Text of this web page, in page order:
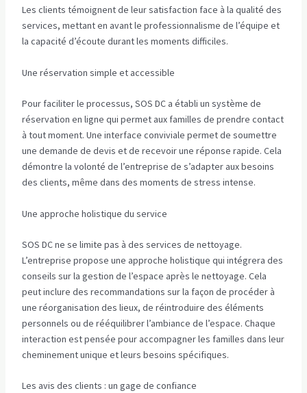
Les clients témoignent de leur satisfaction face à la qualité des
services, mettant en avant le professionnalisme de l’équipe et
la capacité d’écoute durant les moments difficiles.
Une réservation simple et accessible
Pour faciliter le processus, SOS DC a établi un système de
réservation en ligne qui permet aux familles de prendre contact
à tout moment. Une interface conviviale permet de soumettre
une demande de devis et de recevoir une réponse rapide. Cela
démontre la volonté de l’entreprise de s’adapter aux besoins
des clients, même dans des moments de stress intense.
Une approche holistique du service
SOS DC ne se limite pas à des services de nettoyage.
L’entreprise propose une approche holistique qui intégrera des
conseils sur la gestion de l’espace après le nettoyage. Cela
peut inclure des recommandations sur la façon de procéder à
une réorganisation des lieux, de réintroduire des éléments
personnels ou de rééquilibrer l’ambiance de l’espace. Chaque
interaction est pensée pour accompagner les familles dans leur
cheminement unique et leurs besoins spécifiques.
Les avis des clients : un gage de confiance